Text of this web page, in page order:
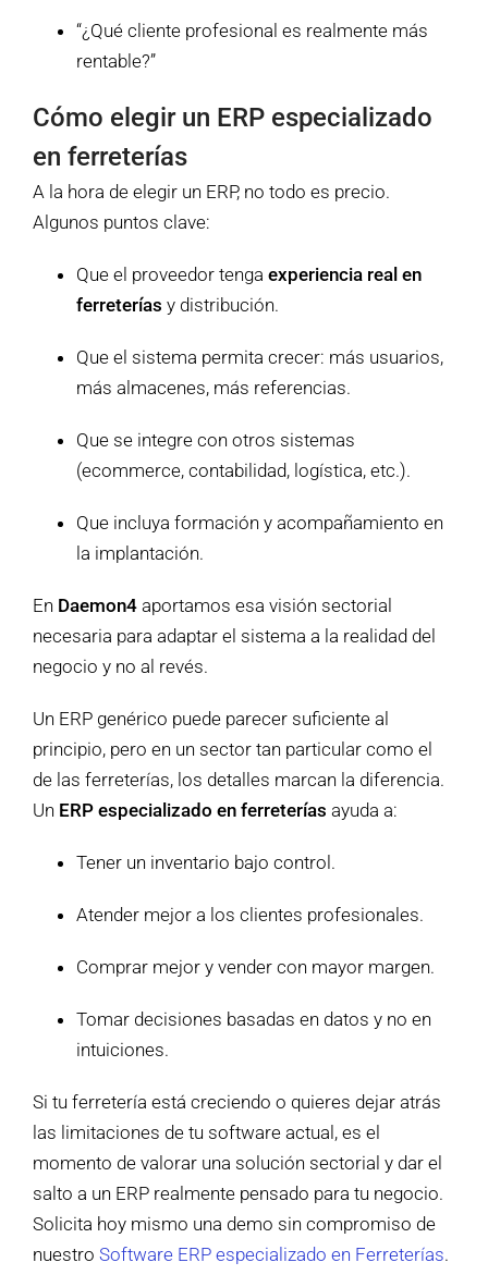
“¿Qué cliente profesional es realmente más
rentable?”
Cómo elegir un ERP especializado
en ferreterías
A la hora de elegir un ERP, no todo es precio.
Algunos puntos clave:
Que el proveedor tenga experiencia real en
ferreterías y distribución.
Que el sistema permita crecer: más usuarios,
más almacenes, más referencias.
Que se integre con otros sistemas
(ecommerce, contabilidad, logística, etc.).
Que incluya formación y acompañamiento en
la implantación.
En Daemon4 aportamos esa visión sectorial
necesaria para adaptar el sistema a la realidad del
negocio y no al revés.
Un ERP genérico puede parecer suficiente al
principio, pero en un sector tan particular como el
de las ferreterías, los detalles marcan la diferencia.
Un ERP especializado en ferreterías ayuda a:
Tener un inventario bajo control.
Atender mejor a los clientes profesionales.
Comprar mejor y vender con mayor margen.
Tomar decisiones basadas en datos y no en
intuiciones.
Si tu ferretería está creciendo o quieres dejar atrás
las limitaciones de tu software actual, es el
momento de valorar una solución sectorial y dar el
salto a un ERP realmente pensado para tu negocio.
Solicita hoy mismo una demo sin compromiso de
nuestro Software ERP especializado en Ferreterías.